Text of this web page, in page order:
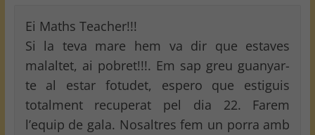
Ei Maths Teacher!!!
Si la teva mare hem va dir que estaves
malaltet, ai pobret!!!. Em sap greu guanyar-
te al estar fotudet, espero que estiguis
totalment recuperat pel dia 22. Farem
l’equip de gala. Nosaltres fem un porra amb